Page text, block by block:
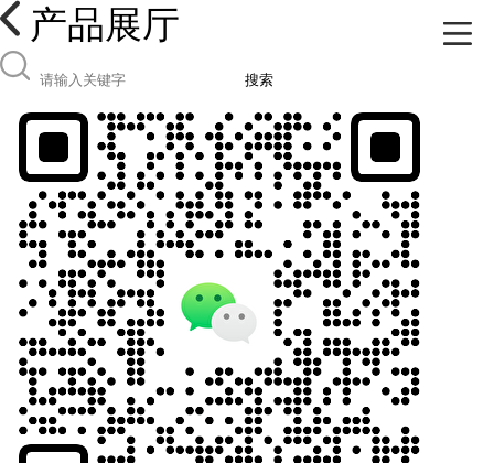
产品展厅
搜索